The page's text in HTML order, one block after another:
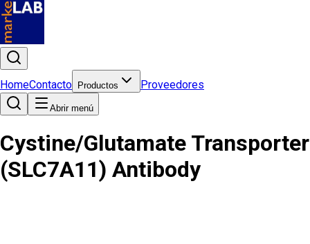
HomeContacto Productos Proveedores
Abrir menú
Cystine/Glutamate Transporter
(SLC7A11) Antibody